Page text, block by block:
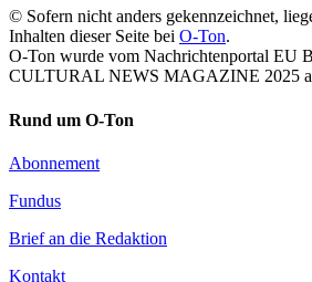
© Sofern nicht anders gekennzeichnet,
Inhalten dieser Seite bei O-Ton.
O-Ton wurde vom Nachrichtenportal EU
CULTURAL NEWS MAGAZINE 2025
Rund um O-Ton
Abonnement
Fundus
Brief an die Redaktion
Kontakt